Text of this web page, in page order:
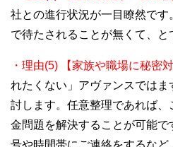
社との進行状況が一目瞭然です
で待たされることが無くて、と
・理由(5) 【家族や職場に秘密対
れたくない」アヴァンスでは
討します。任意整理であれば
金問題を解決することが可能
号や時間帯にご連絡をするな